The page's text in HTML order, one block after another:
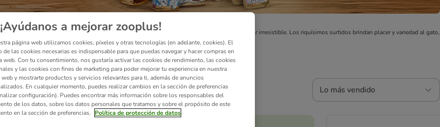
gatos Catessy contiene todo lo que un gato necesita para llevar una vida sana, y tiene un sabor irresistible. Los riquísimos surtidos brindan placer y variedad al gato,
. ¿Ya conoces lossnacks Catessy? ¡Pruébalos!
Lo más vendido
been changed
¡Ayúdanos a mejorar zooplus!
página web utilizamos cookies, píxeles y otras tecnologías (en adelante, cookies). El
de las cookies necesarias es indispensable para que puedas navegar y hacer compras en
web. Con tu consentimiento, nos gustaría activar las cookies de rendimiento, las cookies
y las cookies con fines de marketing para poder mejorar tu experiencia en nuestra
web y mostrarte productos y servicios relevantes para ti, además de anuncios
En cualquier momento, puedes realizar cambios en la sección de preferencias
configuración). Puedes encontrar más información sobre los responsables del
de los datos, sobre los datos personales que tratamos y sobre el propósito de este
en la sección de preferencias.
Política de protección de datos